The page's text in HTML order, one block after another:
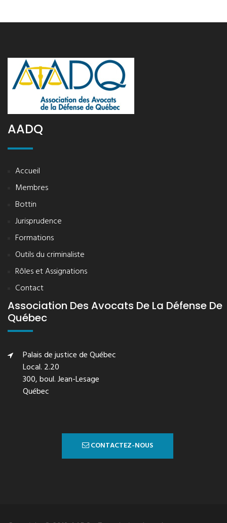
AADQ
Accueil
Membres
Bottin
Jurisprudence
Formations
Outils du criminaliste
Rôles et Assignations
Contact
Association Des Avocats De La Défense De
Québec
Palais de justice de Québec
Local. 2.20
300, boul. Jean-Lesage
Québec
CONTACTEZ-NOUS